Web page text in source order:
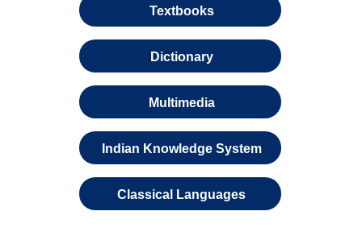
Textbooks
Dictionary
Multimedia
Indian Knowledge System
Classical Languages